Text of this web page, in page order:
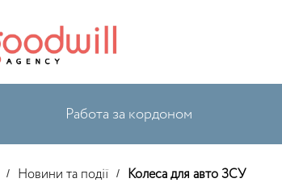
Работа за кордоном
/ Новини та події / Колеса для авто ЗСУ